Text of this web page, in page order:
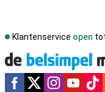
Klantenservice open
Social media